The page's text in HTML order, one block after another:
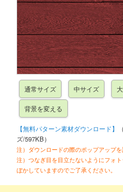
【無料パターン素材ダウンロード】
ズ/597KB）
注）ダウンロードの際のポップアップを
注）つなぎ目を目立たないようにフォ
ぼかしていますのでご了承ください。